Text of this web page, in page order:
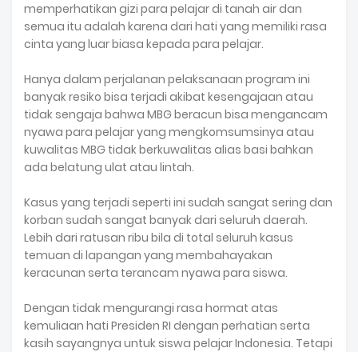
memperhatikan gizi para pelajar di tanah air dan
semua itu adalah karena dari hati yang memiliki rasa
cinta yang luar biasa kepada para pelajar.
Hanya dalam perjalanan pelaksanaan program ini
banyak resiko bisa terjadi akibat kesengajaan atau
tidak sengaja bahwa MBG beracun bisa mengancam
nyawa para pelajar yang mengkomsumsinya atau
kuwalitas MBG tidak berkuwalitas alias basi bahkan
ada belatung ulat atau lintah.
Kasus yang terjadi seperti ini sudah sangat sering dan
korban sudah sangat banyak dari seluruh daerah.
Lebih dari ratusan ribu bila di total seluruh kasus
temuan di lapangan yang membahayakan
keracunan serta terancam nyawa para siswa.
Dengan tidak mengurangi rasa hormat atas
kemuliaan hati Presiden RI dengan perhatian serta
kasih sayangnya untuk siswa pelajar Indonesia. Tetapi